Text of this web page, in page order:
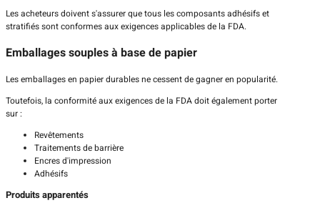
Les acheteurs doivent s'assurer que tous les composants adhésifs et
stratifiés sont conformes aux exigences applicables de la FDA.
Emballages souples à base de papier
Les emballages en papier durables ne cessent de gagner en popularité.
Toutefois, la conformité aux exigences de la FDA doit également porter
sur :
Revêtements
Traitements de barrière
Encres d'impression
Adhésifs
Produits apparentés